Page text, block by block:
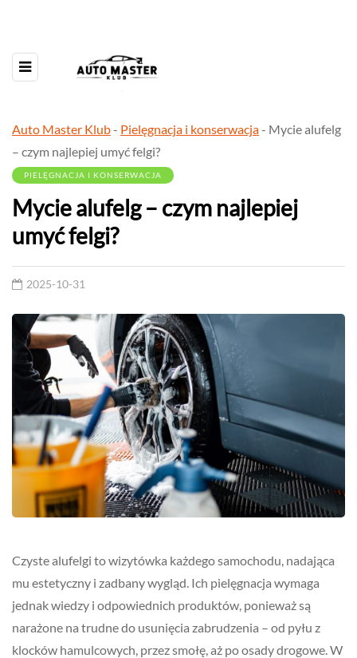
Auto Master Klub- Pielęgnacja i konserwacja- Mycie alufelg
– czym najlepiej umyć felgi?
PIELĘGNACJA I KONSERWACJA
Mycie alufelg – czym najlepiej
umyć felgi?
2025-10-31
Czyste alufelgi to wizytówka każdego samochodu, nadająca
mu estetyczny i zadbany wygląd. Ich pielęgnacja wymaga
jednak wiedzy i odpowiednich produktów, ponieważ są
narażone na trudne do usunięcia zabrudzenia – od pyłu z
klocków hamulcowych, przez smołę, aż po osady drogowe. W